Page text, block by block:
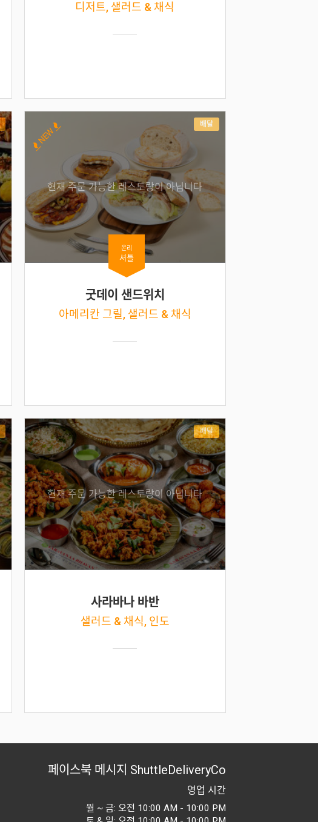
디저트, 샐러드 & 채식
배달
현재 주문 가능한 레스토랑이 아닙니다
온리
셔틀
NEW
굿데이 샌드위치
아메리칸 그릴, 샐러드 & 채식
배달
현재 주문 가능한 레스토랑이 아닙니다
사라바나 바반
샐러드 & 채식, 인도
페이스북 메시지 ShuttleDeliveryCo
영업 시간
월 ~ 금: 오전 10:00 AM - 10:00 PM